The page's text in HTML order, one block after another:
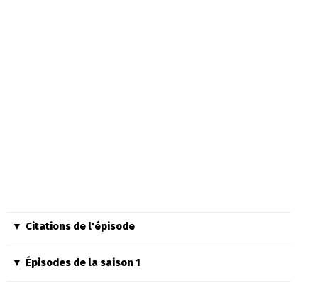
Citations de l'épisode
Épisodes de la saison 1